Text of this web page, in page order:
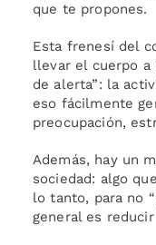
que te propones.
Esta frenesí del
llevar el cuerpo
de alerta”: la
eso fácilmente
preocupación,
Además, hay un
sociedad: algo
lo tanto, para no
general es